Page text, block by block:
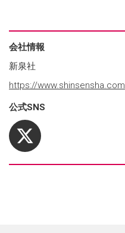
会社情報
新泉社
https://www.shinsensha.com
公式SNS